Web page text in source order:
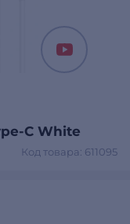
C White
Код товара: 611095